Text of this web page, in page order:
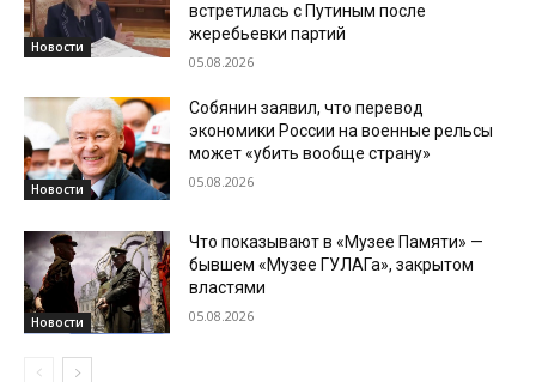
Новости
встретилась с Путиным после
жеребьевки партий
05.08.2026
Новости
Собянин заявил, что перевод
экономики России на военные рельсы
может «убить вообще страну»
05.08.2026
Новости
Что показывают в «Музее Памяти» —
бывшем «Музее ГУЛАГа», закрытом
властями
05.08.2026